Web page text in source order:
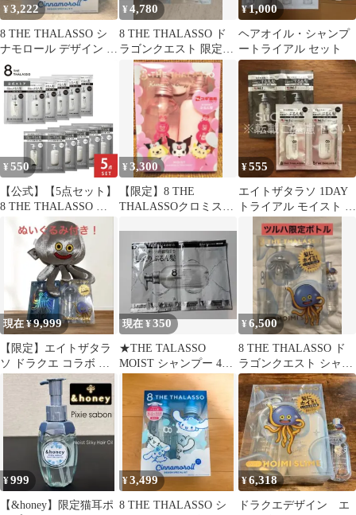
¥3,222
8 THE THALASSO シ
ナモロール デザイン ス
ペシャルキット
¥4,780
8 THE THALASSO ド
ラゴンクエスト 限定デ
ザイン
¥1,000
ヘアオイル・シャンプ
ートライアル セット
¥ 550
【公式】【5点セット】
8 THE THALASSO エ
イト ザ タラソ 1DAY
トライアル ノンシリコ
ン モイスト スムース
シャンプー トリートメ
ント10ml×10ml お試し
ノンシリコンシャンプ
ー
¥3,300
【限定】8 THE
THALASSOクロミスー
¥555
エイトザタラソ 1DAY
トライアル モイスト ス
ムース セット
現在 ¥9,999
【限定】エイトザタラ
ソ ドラクエ コラボ シ
ャンプー 2種セット ホ
現在 ¥350
★THE TALASSO
MOIST シャンプー 4点
セット(新品）
¥6,500
8 THE THALASSO ド
ラゴンクエスト シャン
プー ヘアオイル付 3
点
¥999
【&honey】限定猫耳ポ
¥3,499
8 THE THALASSO シ
¥6,318
ドラクエデザイン エ